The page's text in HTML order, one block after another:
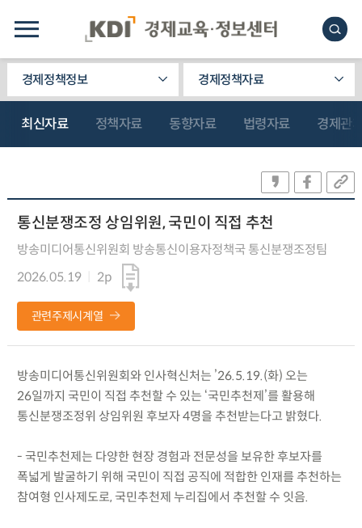
경제정책정보 경제정책자료
최신자료 정책자료 동향자료 법령자료 경제관
통신분쟁조정 상임위원, 국민이 직접 추천
방송미디어통신위원회 방송통신이용자정책국 통신분쟁조정팀
2026.05.19
2p
관련주제시계열
방송미디어통신위원회와 인사혁신처는 ’26.5.19.(화) 오는
26일까지 국민이 직접 추천할 수 있는 ‘국민추천제’를 활용해
통신분쟁조정위 상임위원 후보자 4명을 추천받는다고 밝혔다.
- 국민추천제는 다양한 현장 경험과 전문성을 보유한 후보자를
폭넓게 발굴하기 위해 국민이 직접 공직에 적합한 인재를 추천하는
참여형 인사제도로, 국민추천제 누리집에서 추천할 수 잇음.